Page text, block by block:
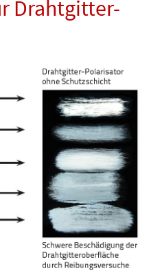
Drahtgitter-